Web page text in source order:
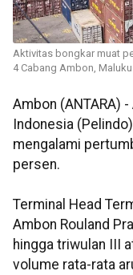
Aktivitas bongkar muat
4 Cabang Ambon,
Ambon (ANTARA)
Indonesia
mengalami
persen.
Terminal Head
Ambon Rouland
hingga triwulan III
volume rata-rata